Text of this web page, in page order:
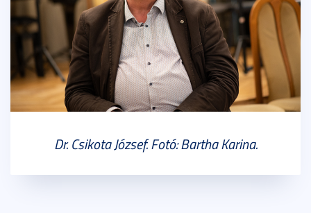
Dr. Csikota József. Fotó: Bartha Karina.